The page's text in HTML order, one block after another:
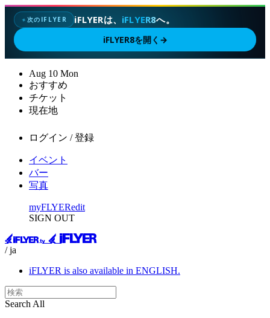
✦次のIFLYER iFLYERは、 iFLYER8へ。
iFLYER8を開く →
Aug 10 Mon
おすすめ
チケット
現在地
ログイン / 登録
イベント
バー
写真
myFLYERedit
SIGN OUT
/ ja
iFLYER is also available in ENGLISH.
Search All